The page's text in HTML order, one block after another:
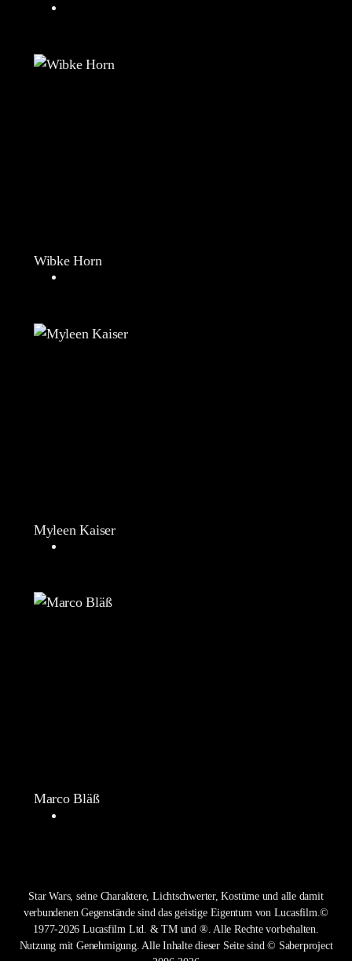
Wibke Horn
Myleen Kaiser
Marco Bläß
Star Wars, seine Charaktere, Lichtschwerter, Kostüme und alle damit
verbundenen Gegenstände sind das geistige Eigentum von Lucasfilm.©
1977-2026 Lucasfilm Ltd. & TM und ®. Alle Rechte vorbehalten.
Nutzung mit Genehmigung. Alle Inhalte dieser Seite sind © Saberproject